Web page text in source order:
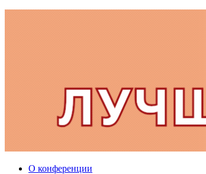
О конференции